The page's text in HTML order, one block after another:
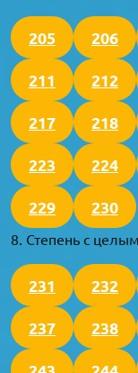
205 206
211 212
217 218
223 224
229 230
8. Степень с
231 232
237 238